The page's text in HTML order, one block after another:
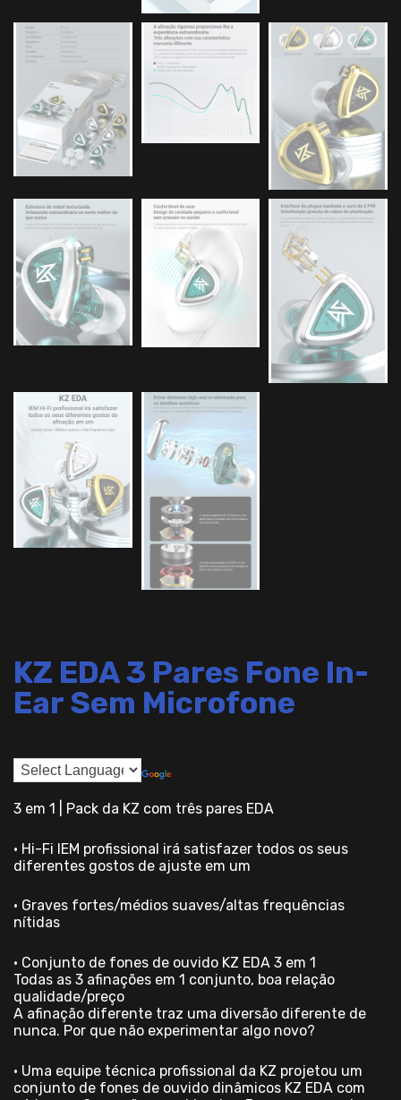
KZ EDA 3 Pares Fone In-
Ear Sem Microfone
3 em 1 | Pack da KZ com três pares EDA
• Hi-Fi IEM profissional irá satisfazer todos os seus
diferentes gostos de ajuste em um
• Graves fortes/médios suaves/altas frequências
nítidas
• Conjunto de fones de ouvido KZ EDA 3 em 1
Todas as 3 afinações em 1 conjunto, boa relação
qualidade/preço
A afinação diferente traz uma diversão diferente de
nunca. Por que não experimentar algo novo?
• Uma equipe técnica profissional da KZ projetou um
conjunto de fones de ouvido dinâmicos KZ EDA com